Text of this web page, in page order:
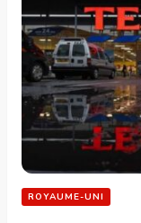
ROYAUME-UNI